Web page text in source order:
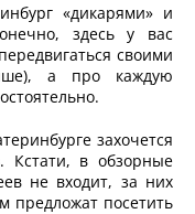
«дикарями» и
здесь у вас
своими
а про каждую
захочется
Кстати, в обзорные
не входит, за них
предложат посетить